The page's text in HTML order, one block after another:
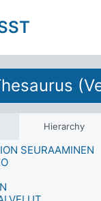
Hierarchy
SEURAAMINEN